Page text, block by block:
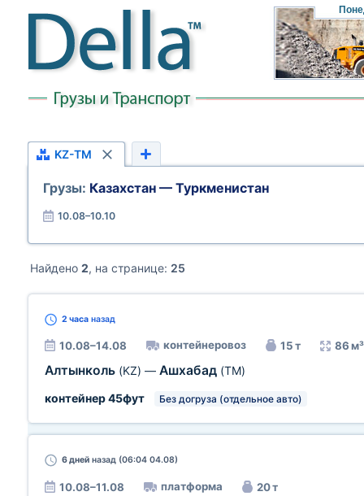
KZ-TM
Грузы: Казахстан — Туркменистан
10.08–10.10
Найдено 2, на странице: 25
2 часа назад
10.08–14.08 контейнеровоз 15 т 86 м³
Алтынколь (KZ) — Ашхабад (TM)
контейнер 45фут
Без догруза (отдельное авто)
6 дней назад (06:04 04.08)
10.08–11.08 платформа 20 т